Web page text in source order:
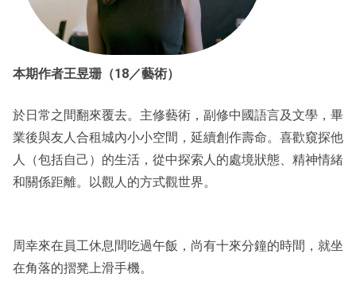
本期作者王昱珊（18／藝術）
於日常之間翻來覆去。主修藝術，副修中國語言及文學，畢
業後與友人合租城內小小空間，延續創作壽命。喜歡窺探他
人（包括自己）的生活，從中探索人的處境狀態、精神情緒
和關係距離。以觀人的方式觀世界。
周幸來在員工休息間吃過午飯，尚有十來分鐘的時間，就坐
在角落的摺凳上滑手機。